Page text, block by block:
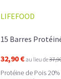
LIFEFOOD
15 Barres
32,90 € au lieu de
Protéine de Pois